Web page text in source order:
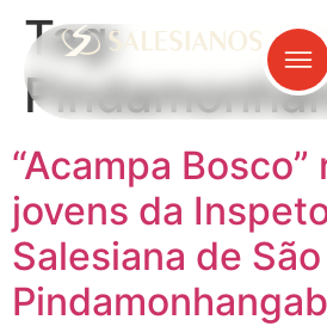
Tag:
“Acampa Bosco”
jovens da
Salesiana de